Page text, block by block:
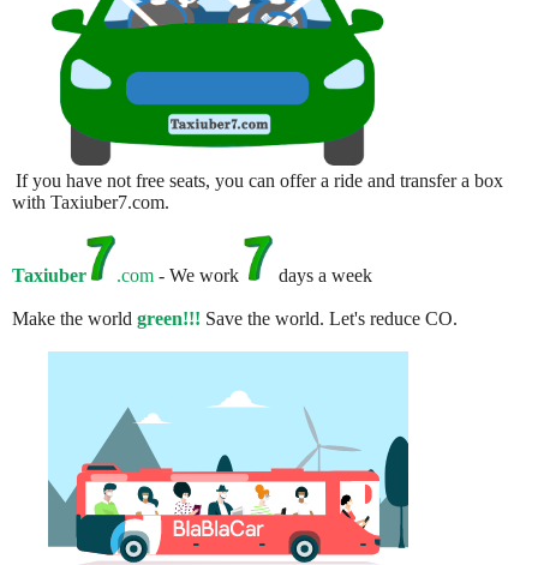
If you have not free seats, you can offer a ride and transfer a box
with Taxiuber7.com.
Taxiuber .com - We work days a week
Make the world green!!! Save the world. Let's reduce CO.